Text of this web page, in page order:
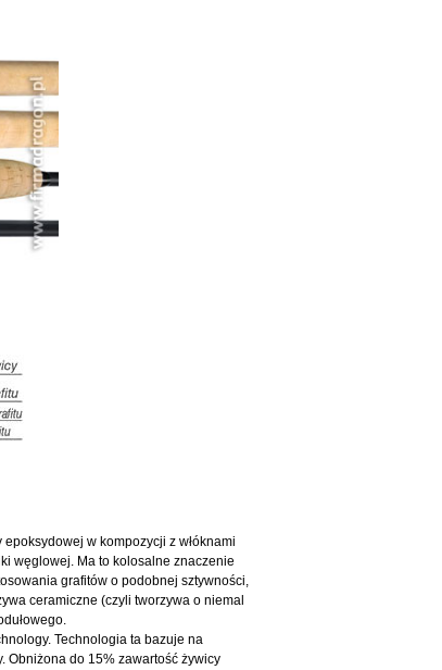
w kompozycji z włóknami
węglowej. Ma to kolosalne znaczenie
grafitów o podobnej sztywności,
ceramiczne (czyli tworzywa o niemal
Technologia ta bazuje na
Obniżona do 15% zawartość żywicy